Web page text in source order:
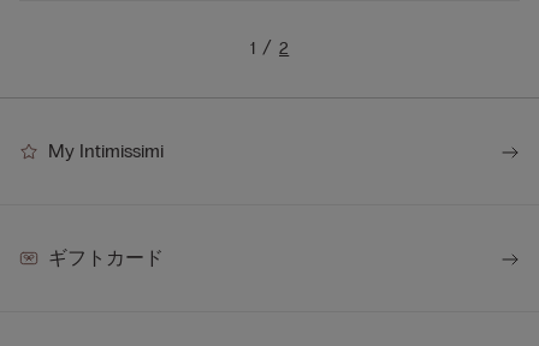
1 2
My Intimissimi
ギフトカード